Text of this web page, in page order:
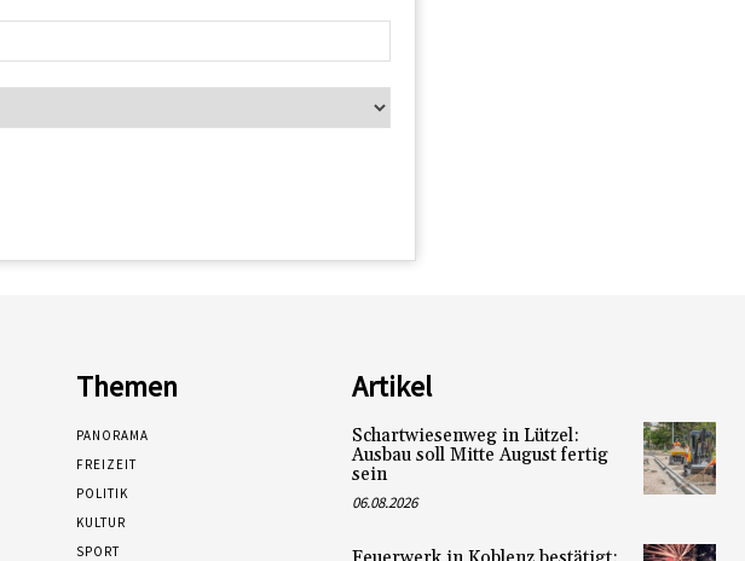
Themen
PANORAMA
FREIZEIT
POLITIK
KULTUR
SPORT
Artikel
Schartwiesenweg in Lützel:
Ausbau soll Mitte August fertig
sein
06.08.2026